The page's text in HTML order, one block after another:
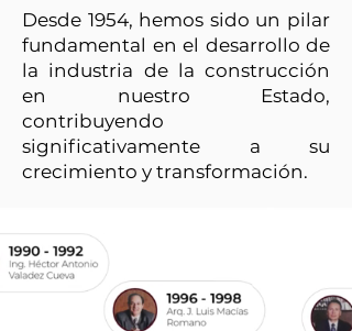
Desde 1954, hemos sido un pilar
fundamental en el desarrollo de
la industria de la construcción
en nuestro Estado,
contribuyendo
significativamente a su
crecimiento y transformación.